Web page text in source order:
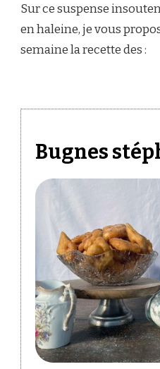
Sur ce suspense
en haleine, je vous
semaine la recette des :
Bugnes